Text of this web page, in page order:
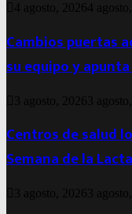
4 agosto, 20264
Cambios puertas
su equipo y
3 agosto, 2026 3
Centros de salud
Semana de la
3 agosto, 2026 3